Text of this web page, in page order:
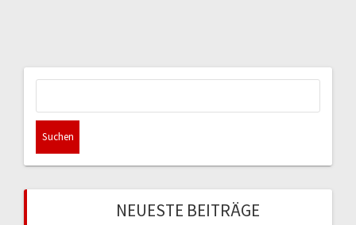
NEUESTE BEITRÄGE